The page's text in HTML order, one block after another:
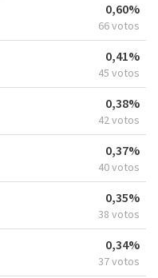
0,60%
66 votos
0,41%
45 votos
0,38%
42 votos
0,37%
40 votos
0,35%
38 votos
0,34%
37 votos